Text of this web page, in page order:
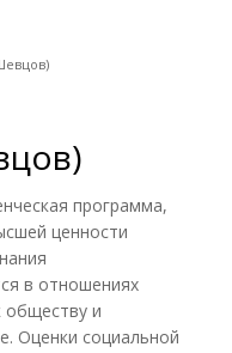
программа,
ценности
в отношениях
обществу и
Оценки социальной